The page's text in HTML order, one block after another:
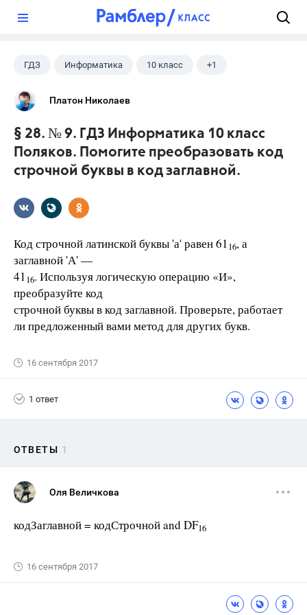
ГДЗ Информатика 10 класс +1
Поляков К.Ю.
Платон Николаев
§ 28. № 9. ГДЗ Информатика 10 класс
Поляков. Помогите преобразовать код
строчной буквы в код заглавной.
Код строчной латинской буквы 'а' равен 6116, а
заглавной 'А' —
4116. Используя логическую операцию «И»,
преобразуйте код
строчной буквы в код заглавной. Проверьте, работает
ли предложенный вами метод для других букв.
16 сентября 2017
1 ответ
ОТВЕТЫ 1
Оля Величкова
кодЗаглавной = кодСтрочной and DF16
16 сентября 2017